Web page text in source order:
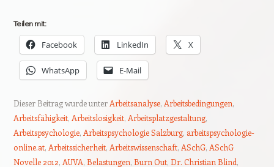
Teilen mit:
Facebook LinkedIn X
WhatsApp E-Mail
Dieser Beitrag wurde unter Arbeitsanalyse, Arbeitsbedingungen,
Arbeitsfähigkeit, Arbeitslosigkeit, Arbeitsplatzgestaltung,
Arbeitspsychologie, Arbeitspsychologie Salzburg, arbeitspsychologie-
online.at, Arbeitssicherheit, Arbeitswissenschaft, ASchG, ASchG
Novelle 2012, AUVA, Belastungen, Burn Out, Dr. Christian Blind,